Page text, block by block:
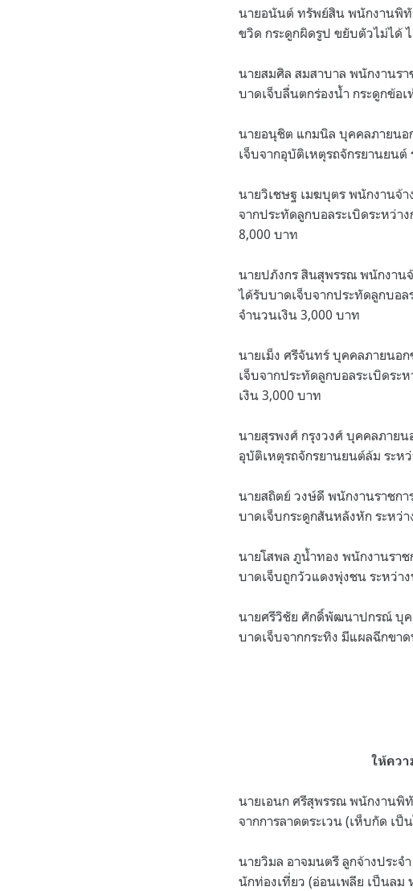
นายอนันต์ ทรัพย์สิน พนักงานพิทั
ขวิด กระดูกผิดรูป ขยับตัวไม่ได้
นายสมศิล สมสาบาล พนักงานร
บาดเจ็บลื่นตกร่องน้ำ กระดูกข้อ
นายอนุชิต แกมนิล บุคคลภายนอ
เจ็บจากอุบัติเหตุรถจักรยานยน
นายวิเชษฐ เมฆบุตร พนักงานจ้
จากประทัดลูกบอลระเบิดระหว่า
8,000 บาท
นายปภังกร สินสุพรรณ พนักงาน
ได้รับบาดเจ็บจากประทัดลูกบอล
จำนวนเงิน 3,000 บาท
นายเม็ง ศรีจันทร์ บุคคลภายนอ
เจ็บจากประทัดลูกบอลระเบิดร
เงิน 3,000 บาท
นายสุรพงศ์ กรุงวงศ์ บุคคลภาย
อุบัติเหตุรถจักรยานยนต์ล้ม ระห
นายสถิตย์ วงษ์ดี พนักงานราชก
บาดเจ็บกระดูกสันหลังหัก ระหว่
นายโสพล ภูน้ำทอง พนักงานรา
บาดเจ็บถูกวัวแดงพุ่งชน ระหว่า
นายศรีวิชัย ศักดิ์พัฒนาปกรณ์ บุค
บาดเจ็บจากกระทิง มีแผลฉีกขา
ให้คว
นายเอนก ศรีสุพรรณ พนักงานพิ
จากการลาดตระเวน (เห็บกัด เ
นายวิมล อาจมนตรี ลูกจ้างประ
นักท่องเที่ยว (อ่อนเพลีย เป็นลม